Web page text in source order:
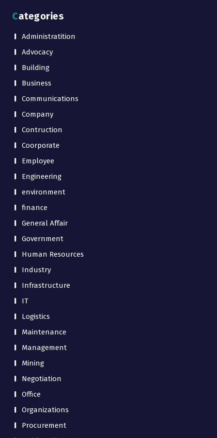
Categories
Administratition
Advocacy
Building
Business
Communications
Company
Contruction
Coorporate
Employee
Engineering
environment
finance
General Affair
Government
Human Resources
Industry
Infrastructure
IT
Logistics
Maintenance
Management
Mining
Negotiation
Office
Organizations
Procurement